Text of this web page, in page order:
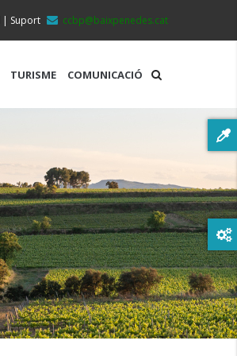
ccbp@baixpenedes.cat
| Suport
TURISME COMUNICACIÓ